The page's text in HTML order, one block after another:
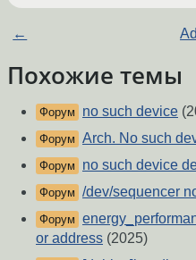
←
Похожие темы
Форум no such device
Форум Arch. No such
Форум no such device
Форум /dev/sequencer
Форум
or address (2025)